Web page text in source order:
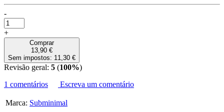
-
+
Comprar
13,90 €
Sem impostos: 11,30 €
Revisão geral: 5 (100%)
1 comentários
Escreva um comentário
Marca: Subminimal